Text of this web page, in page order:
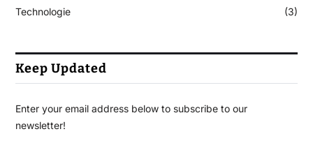
Technologie (3)
Keep Updated
Enter your email address below to subscribe to our
newsletter!